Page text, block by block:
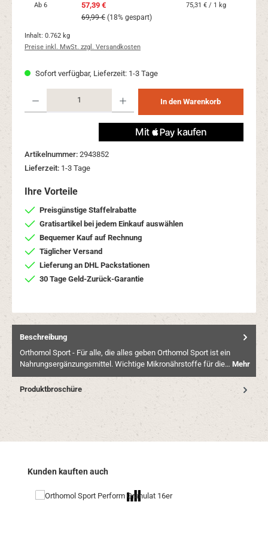
Ab 6 57,39 €
69,99 € (18% gespart)
75,31 € / 1 kg
Inhalt: 0.762 kg
Preise inkl. MwSt. zzgl. Versandkosten
Sofort verfügbar, Lieferzeit: 1-3 Tage
In den Warenkorb
Artikelnummer: 2943852
Lieferzeit: 1-3 Tage
Ihre Vorteile
Preisgünstige Staffelrabatte
Gratisartikel bei jedem Einkauf auswählen
Bequemer Kauf auf Rechnung
Täglicher Versand
Lieferung an DHL Packstationen
30 Tage Geld-Zurück-Garantie
Beschreibung
Orthomol Sport - Für alle, die alles geben Orthomol Sport ist ein
Nahrungsergänzungsmittel. Wichtige Mikronährstoffe für die… Mehr
Produktbroschüre
Produktgalerie überspringen
Kunden kauften auch